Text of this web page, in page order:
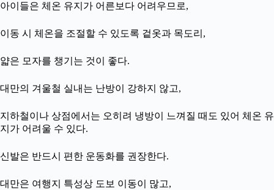
아이들은 체온 유지가 어른보다 어려우므로,
이동 시 체온을 조절할 수 있도록 겉옷과 목도리,
얇은 모자를 챙기는 것이 좋다.
대만의 겨울철 실내는 난방이 강하지 않고,
지하철이나 상점에서는 오히려 냉방이 느껴질 때도 있어 체온 유
지가 어려울 수 있다.
신발은 반드시 편한 운동화를 권장한다.
대만은 여행지 특성상 도보 이동이 많고,